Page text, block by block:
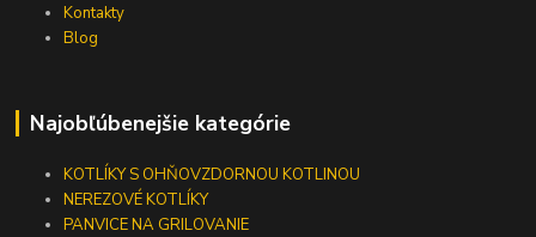
Kontakty
Blog
Najobľúbenejšie kategórie
KOTLÍKY S OHŇOVZDORNOU KOTLINOU
NEREZOVÉ KOTLÍKY
PANVICE NA GRILOVANIE